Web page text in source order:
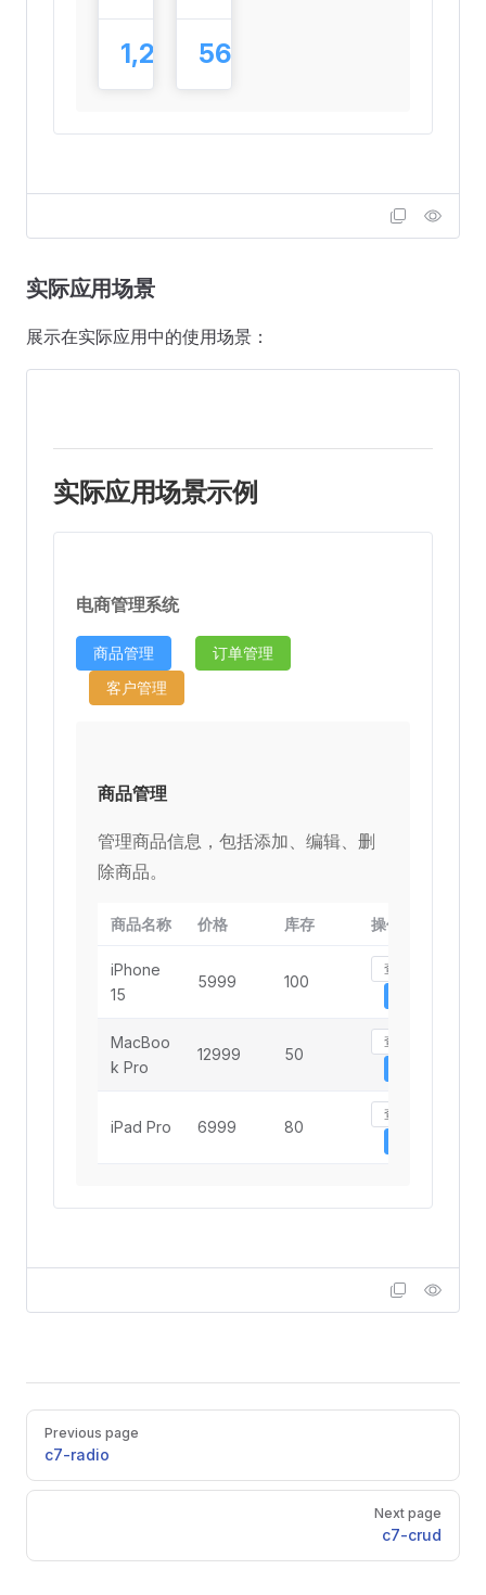
1,234 567
实际应用场景
展示在实际应用中的使用场景：
实际应用场景示例
电商管理系统
商品管理
订单管理
客户管理
商品管理
管理商品信息，包括添加、编辑、删
除商品。
商品名称 价格 库存 操作
iPhone
15
5999 100
查看
MacBoo
k Pro
12999 50
查看
iPad Pro 6999 80
查看
Pager
Previous page
c7-radio
Next page
c7-crud